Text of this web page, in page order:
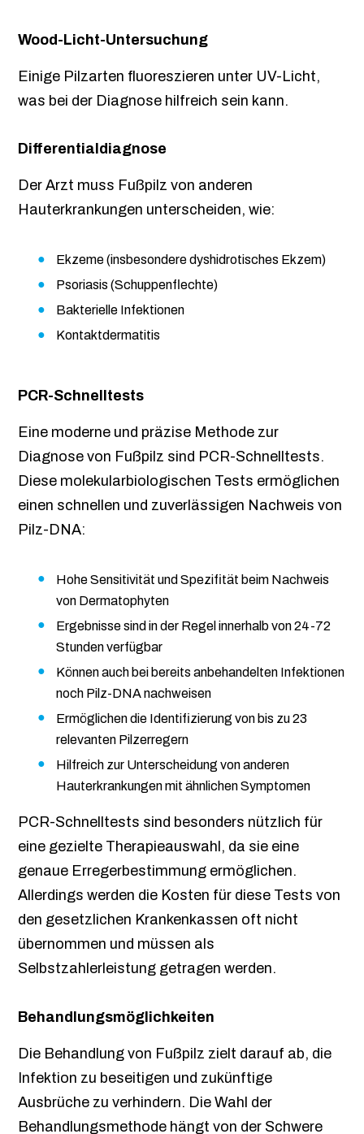
Wood-Licht-Untersuchung
Einige Pilzarten fluoreszieren unter UV-Licht,
was bei der Diagnose hilfreich sein kann.
Differentialdiagnose
Der Arzt muss Fußpilz von anderen
Hauterkrankungen unterscheiden, wie:
Ekzeme (insbesondere dyshidrotisches Ekzem)
Psoriasis (Schuppenflechte)
Bakterielle Infektionen
Kontaktdermatitis
PCR-Schnelltests
Eine moderne und präzise Methode zur
Diagnose von Fußpilz sind PCR-Schnelltests.
Diese molekularbiologischen Tests ermöglichen
einen schnellen und zuverlässigen Nachweis von
Pilz-DNA:
Hohe Sensitivität und Spezifität beim Nachweis
von Dermatophyten
Ergebnisse sind in der Regel innerhalb von 24-72
Stunden verfügbar
Können auch bei bereits anbehandelten Infektionen
noch Pilz-DNA nachweisen
Ermöglichen die Identifizierung von bis zu 23
relevanten Pilzerregern
Hilfreich zur Unterscheidung von anderen
Hauterkrankungen mit ähnlichen Symptomen
PCR-Schnelltests sind besonders nützlich für
eine gezielte Therapieauswahl, da sie eine
genaue Erregerbestimmung ermöglichen.
Allerdings werden die Kosten für diese Tests von
den gesetzlichen Krankenkassen oft nicht
übernommen und müssen als
Selbstzahlerleistung getragen werden.
Behandlungsmöglichkeiten
Die Behandlung von Fußpilz zielt darauf ab, die
Infektion zu beseitigen und zukünftige
Ausbrüche zu verhindern. Die Wahl der
Behandlungsmethode hängt von der Schwere